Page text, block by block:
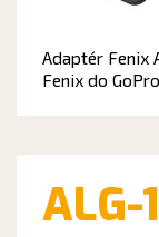
Adaptér Fenix
Fenix do GoPro
ALG-